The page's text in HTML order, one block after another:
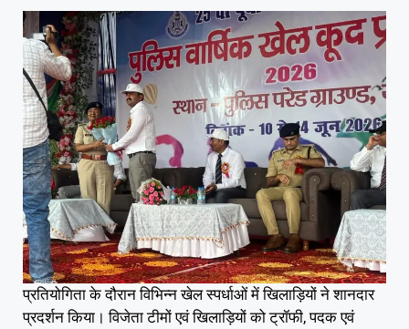
प्रतियोगिता के दौरान विभिन्न खेल स्पर्धाओं में खिलाड़ियों ने शानदार
प्रदर्शन किया। विजेता टीमों एवं खिलाड़ियों को ट्रॉफी, पदक एवं